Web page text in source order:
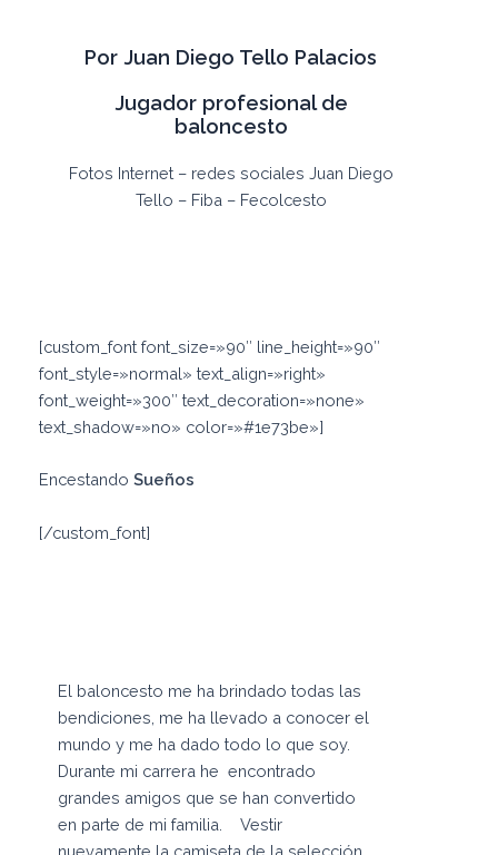
Por Juan Diego Tello Palacios
Jugador profesional de
baloncesto
Fotos Internet – redes sociales Juan Diego
Tello – Fiba – Fecolcesto
[custom_font font_size=»90″ line_height=»90″
font_style=»normal» text_align=»right»
font_weight=»300″ text_decoration=»none»
text_shadow=»no» color=»#1e73be»]
Encestando Sueños
[/custom_font]
El baloncesto me ha brindado todas las
bendiciones, me ha llevado a conocer el
mundo y me ha dado todo lo que soy.
Durante mi carrera he encontrado
grandes amigos que se han convertido
en parte de mi familia. Vestir
nuevamente la camiseta de la selección